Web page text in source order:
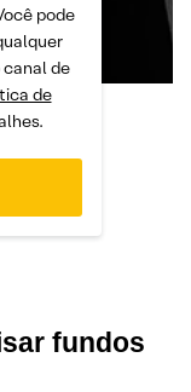
pode
canal de
de
fundos